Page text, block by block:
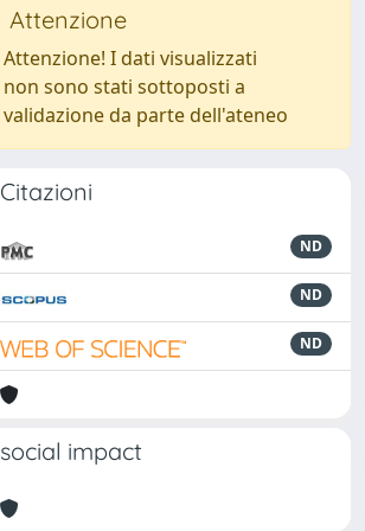
Attenzione
Attenzione! I dati visualizzati
non sono stati sottoposti a
validazione da parte dell'ateneo
Citazioni
ND
ND
ND
social impact